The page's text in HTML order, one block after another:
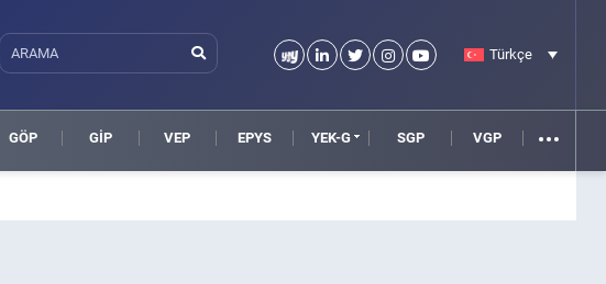
Türkçe
GÖP GİP VEP EPYS YEK-G SGP VGP